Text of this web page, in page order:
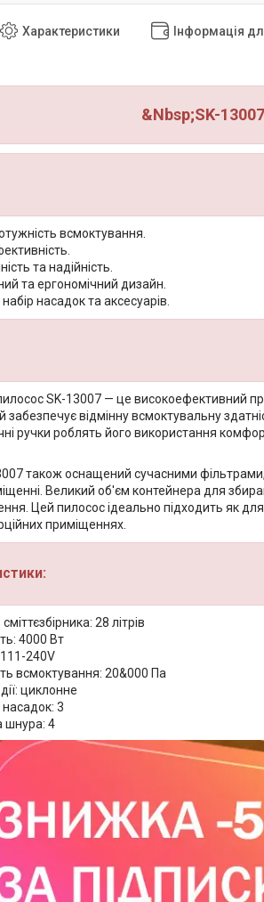
Характеристики Інформація
&Nbsp;SK-
всмоктування.
та надійність.
та ергономічний дизайн.
насадок та аксесуарів.
SK-13007 — це високоефективний
забезпечує відмінну всмоктувальну
ручки роблять його використання
також оснащений сучасними
Великий об'єм контейнера для
Цей пилосос ідеально підходить як
приміщеннях.
сміттєзбірника: 28 літрів
4000 Вт
240V
всмоктування: 20&000 Па
циклонне
насадок: 3
4